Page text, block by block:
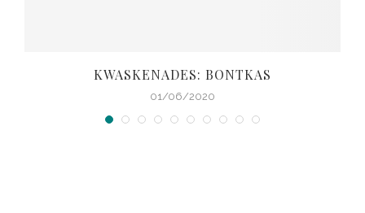
KWASKENADES: BONTKAS
01/06/2020